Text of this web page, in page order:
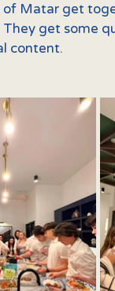
of Matar get
They get some
content.